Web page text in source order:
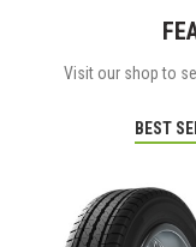
Visit our shop to
BEST